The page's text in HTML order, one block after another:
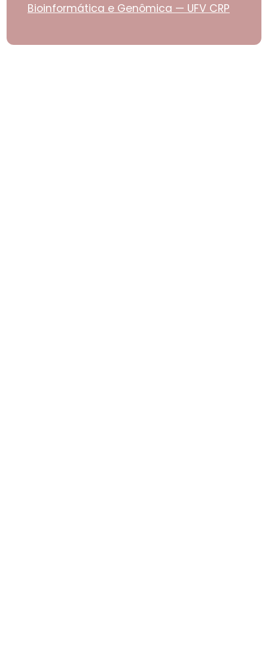
Bioinformática e Genômica — UFV CRP